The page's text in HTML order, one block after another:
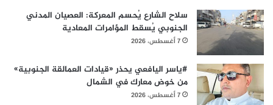
سلاح الشارع يُحسم المعركة: العصيان المدني
الجنوبي يُسقط المؤامرات المعادية
7 أغسطس، 2026
#ياسر اليافعي يحذر «قيادات العمالقة الجنوبية»
من خوض معارك في الشمال
7 أغسطس، 2026